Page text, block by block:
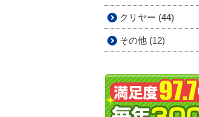
クリヤー (44)
その他 (12)